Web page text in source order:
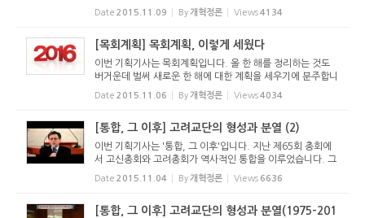
다. 주님의 교회는 인간적인 아무 계획도 세우지 않고 그때그
때마다 성령님의 인도를 받아야 하는 것일까요? 아닙니다. 하
Date 2015.11.09 By 개혁정론 Views4134
[목회계획] 목회계획, 이렇게 세웠다
이번 기획기사는 목회계획입니다. 올 한 해를 정리하는 것도
버거운데 벌써 새로운 한 해에 대한 계획을 세우기에 분주합니
다. 주님의 교회는 인간적인 아무 계획도 세우지 않고 그때그
때마다 성령님의 인도를 받아야 하는 것일까요? 아닙니다. 하
Date 2015.11.06 By 개혁정론 Views4034
[통합, 그 이후] 고려교단의 형성과 분열 (2)
이번 기획기사는 '통합, 그 이후'입니다. 지난 제65회 총회에
서 고신총회와 고려총회가 역사적인 통합을 이루었습니다. 그
런데 이번 통합은 개교회 차원에서 교류를 시작하면서 서로의
고백과 신앙을 확인하다가 통합에 이른 것이 아니라 총회 임원
Date 2015.11.04 By 개혁정론 Views 6636
[통합, 그 이후] 고려교단의 형성과 분열(1975-201